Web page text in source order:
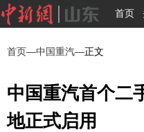
首页
首页—中国重汽—正文
中国重汽首个二
地正式启用